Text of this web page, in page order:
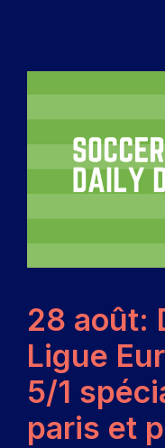
28 août:
Ligue
5/1
paris et